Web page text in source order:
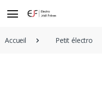
Accueil Petit électro